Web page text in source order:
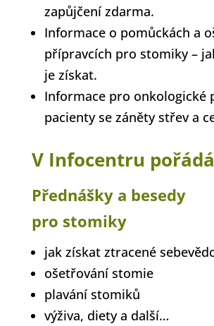
zapůjčení zdarma.
Informace o pomůckách a
přípravcích pro stomiky –
je získat.
Informace pro onkologické
pacienty se záněty střev a
V Infocentru
Přednášky a besedy
pro stomiky
jak získat ztracené
ošetřování stomie
plavání stomiků
výživa, diety a další…